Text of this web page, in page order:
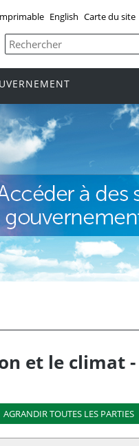
English Carte du site
et le climat